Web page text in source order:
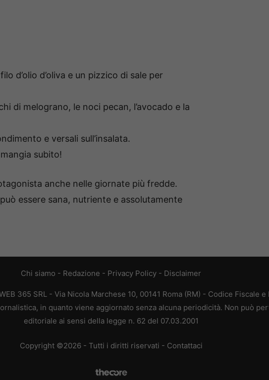
d’olio d’oliva e un pizzico di sale per
di melograno, le noci pecan, l’avocado e la
e versali sull’insalata.
subito!
anche nelle giornate più fredde.
essere sana, nutriente e assolutamente
Chi siamo - Redazione - Privacy Policy - Disclaimer
365 SRL - Via Nicola Marchese 10, 00141 Roma (RM) - Codice Fiscale e
in quanto viene aggiornato senza alcuna periodicità. Non può
editoriale ai sensi della legge n. 62 del 07.03.2001
Copyright ©2026 - Tutti i diritti riservati - Contattaci